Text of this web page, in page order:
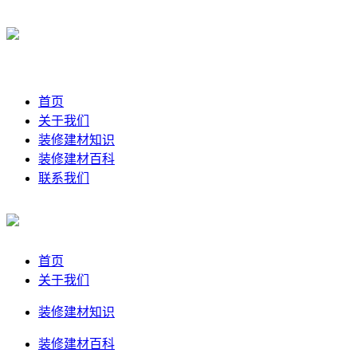
首页
关于我们
装修建材知识
装修建材百科
联系我们
首页
关于我们
装修建材知识
装修建材百科